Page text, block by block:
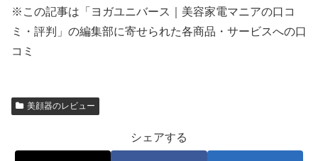
※この記事は「ヨガユニバース｜美容家電マニアの口コ
ミ・評判」の編集部に寄せられた各商品・サービスへの口
コミ
美顔器のレビュー
シェアする